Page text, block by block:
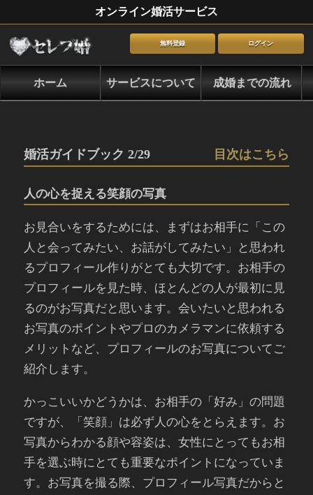
オンライン婚活サービス
無料登録 ログイン
ホーム サービスについて 成婚までの流れ
婚活ガイドブック 2/29 目次はこちら
人の心を捉える笑顔の写真
お見合いをするためには、まずはお相手に「この
人と会ってみたい、お話がしてみたい」と思われ
るプロフィール作りがとても大切です。お相手の
プロフィールを見た時、ほとんどの人が最初に見
るのがお写真だと思います。会いたいと思われる
お写真のポイントやプロのカメラマンに依頼する
メリットなど、プロフィールのお写真についてご
紹介します。
かっこいいかどうかは、お相手の「好み」の問題
ですが、「笑顔」は必ず人の心をとらえます。お
写真からわかる顔や容姿は、女性にとってもお相
手を選ぶ時にとても重要なポイントになっていま
す。お写真を撮る際、プロフィール写真だからと